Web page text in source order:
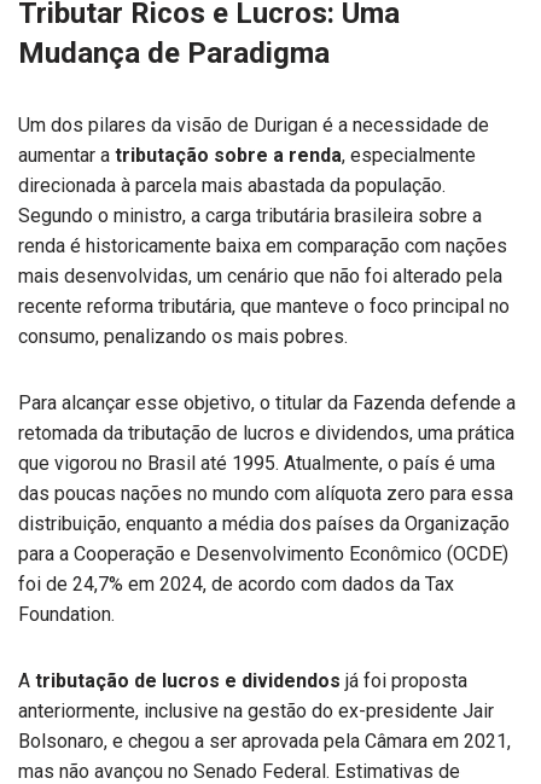
Tributar Ricos e Lucros: Uma
Mudança de Paradigma
Um dos pilares da visão de Durigan é a necessidade de
aumentar a tributação sobre a renda, especialmente
direcionada à parcela mais abastada da população.
Segundo o ministro, a carga tributária brasileira sobre a
renda é historicamente baixa em comparação com nações
mais desenvolvidas, um cenário que não foi alterado pela
recente reforma tributária, que manteve o foco principal no
consumo, penalizando os mais pobres.
Para alcançar esse objetivo, o titular da Fazenda defende a
retomada da tributação de lucros e dividendos, uma prática
que vigorou no Brasil até 1995. Atualmente, o país é uma
das poucas nações no mundo com alíquota zero para essa
distribuição, enquanto a média dos países da Organização
para a Cooperação e Desenvolvimento Econômico (OCDE)
foi de 24,7% em 2024, de acordo com dados da Tax
Foundation.
A tributação de lucros e dividendos já foi proposta
anteriormente, inclusive na gestão do ex-presidente Jair
Bolsonaro, e chegou a ser aprovada pela Câmara em 2021,
mas não avançou no Senado Federal. Estimativas de